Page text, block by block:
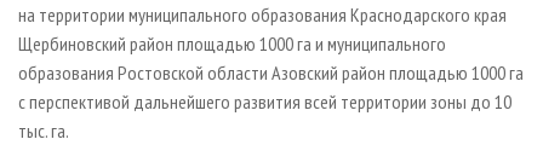
на территории муниципального образования Краснодарского края
Щербиновский район площадью 1000 га и муниципального
образования Ростовской области Азовский район площадью 1000 га
с перспективой дальнейшего развития всей территории зоны до 10
тыс. га.